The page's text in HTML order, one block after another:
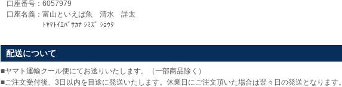
口座番号：6057979
口座名義：富山といえば魚 清水 詳太
ﾄﾔﾏﾄｲｴﾊﾞｻｶﾅ ｼﾐｽﾞ ｼｮｳﾀ
配送について
■ヤマト運輸クール便にてお送りいたします。（一部商品除く）
■ご注文受付後、3日以内を目途に発送いたします。休業日にご注文頂いた場合は翌々日の発送となります。